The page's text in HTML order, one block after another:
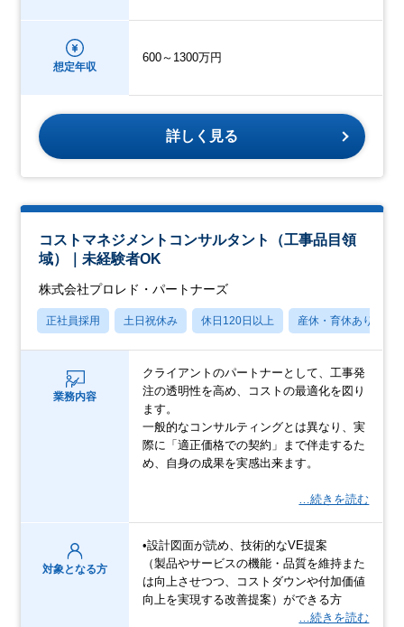
想定年収
600～1300万円
詳しく見る
コストマネジメントコンサルタント（工事品目領
域）｜未経験者OK
株式会社プロレド・パートナーズ
正社員採用 土日祝休み 休日120日以上 産休・育休あり
業務内容
クライアントのパートナーとして、工事発
注の透明性を高め、コストの最適化を図り
ます。
一般的なコンサルティングとは異なり、実
際に「適正価格での契約」まで伴走するた
め、自身の成果を実感出来ます。
…続きを読む
対象となる方
•設計図面が読め、技術的なVE提案
（製品やサービスの機能・品質を維持また
は向上させつつ、コストダウンや付加価値
向上を実現する改善提案）ができる方
…続きを読む